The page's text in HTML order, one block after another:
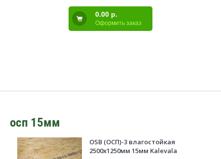
0.00 р.
Оформить заказ
осп 15мм
OSB (ОСП)-3 влагостойкая
2500х1250мм 15мм Kalevala